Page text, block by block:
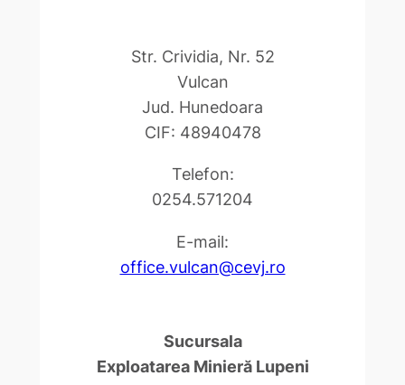
Str. Crividia, Nr. 52
Vulcan
Jud. Hunedoara
CIF: 48940478
Telefon:
0254.571204
E-mail:
office.vulcan@cevj.ro
Sucursala
Exploatarea Minieră Lupeni